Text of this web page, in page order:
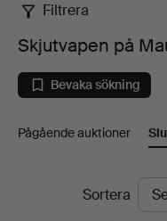
Skjutvapen
på
Mauritz
Widforss
Filtrera
Skjutvapen på
Bevaka sökning
Pågående auktioner
SlutpriserSortera